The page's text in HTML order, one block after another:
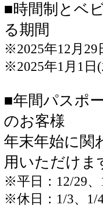
■時間制とベ
る期間
※2025年12月
※2025年1月1日
■年間パスポ
のお客様
年末年始に関
用いただけま
※平日：12/29、
※休日：1/3、1/